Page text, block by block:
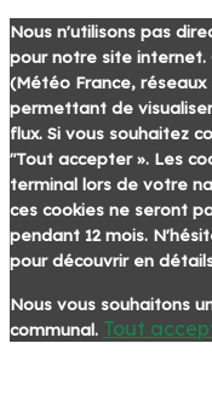
Nous n'utilisons pas
pour notre site internet.
(Météo France,
permettant de
flux. Si vous souhaitez
"Tout accepter ». Les
terminal lors de votre
ces cookies ne seront
pendant 12 mois.
pour découvrir en
Nous vous souhaitons
communal. Tout